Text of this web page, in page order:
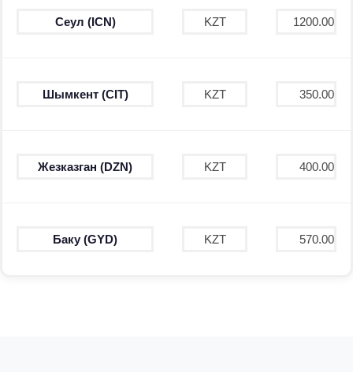
Сеул (ICN) KZT 1200.00
Шымкент (CIT) KZT 350.00
Жезказган (DZN) KZT 400.00
Баку (GYD) KZT 570.00